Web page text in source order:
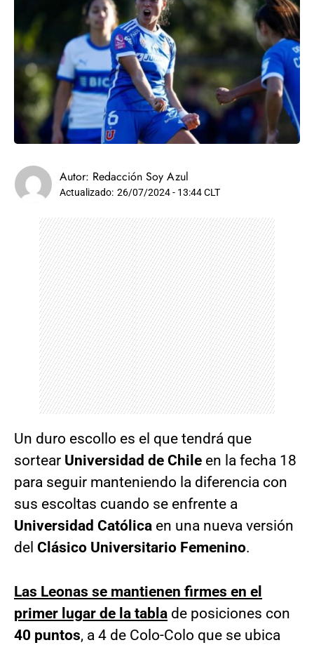
Autor: Redacción Soy Azul
Actualizado: 26/07/2024 - 13:44 CLT
Un duro escollo es el que tendrá que
sortear Universidad de Chile en la fecha 18
para seguir manteniendo la diferencia con
sus escoltas cuando se enfrente a
Universidad Católica en una nueva versión
del Clásico Universitario Femenino.
Las Leonas se mantienen firmes en el
primer lugar de la tabla de posiciones con
40 puntos, a 4 de Colo-Colo que se ubica